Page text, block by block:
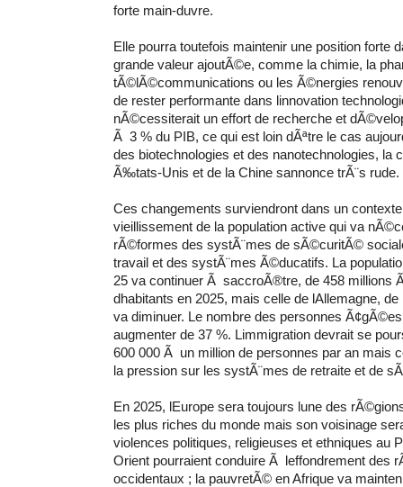
forte main-duvre.
Elle pourra toutefois maintenir une position forte
grande valeur ajoutÃ©e, comme la chimie, la
tÃ©lÃ©communications ou les Ã©nergies
de rester performante dans linnovation
nÃ©cessiterait un effort de recherche et
Ã 3 % du PIB, ce qui est loin dÃªtre le cas
des biotechnologies et des nanotechnologies, la
Ã‰tats-Unis et de la Chine sannonce trÃ¨s rude.
Ces changements surviendront dans un
vieillissement de la population active qui va
rÃ©formes des systÃ¨mes de sÃ©curitÃ©
travail et des systÃ¨mes Ã©ducatifs. La
25 va continuer Ã saccroÃ®tre, de 458 millions
dhabitants en 2025, mais celle de lAllemagne,
va diminuer. Le nombre des personnes
augmenter de 37 %. Limmigration devrait se
600 000 Ã un million de personnes par an mais
la pression sur les systÃ¨mes de retraite et de
En 2025, lEurope sera toujours lune des
les plus riches du monde mais son voisinage
violences politiques, religieuses et ethniques au
Orient pourraient conduire Ã leffondrement des
occidentaux ; la pauvretÃ© en Afrique va